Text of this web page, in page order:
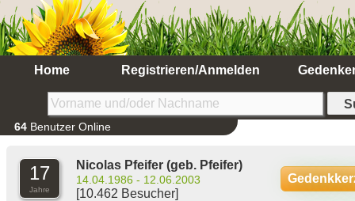
Home Registrieren/Anmelden
64 Benutzer Online
17
Jahre
Nicolas Pfeifer (geb. Pfeifer)
14.04.1986 - 12.06.2003
[10.462 Besucher]